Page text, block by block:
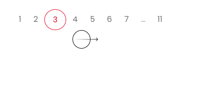
1 2 3 4 5 6 7 … 11